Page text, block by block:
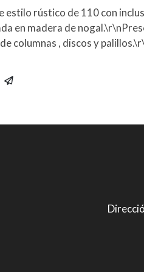
estilo rústico de 110 con
en madera de
columnas , discos y